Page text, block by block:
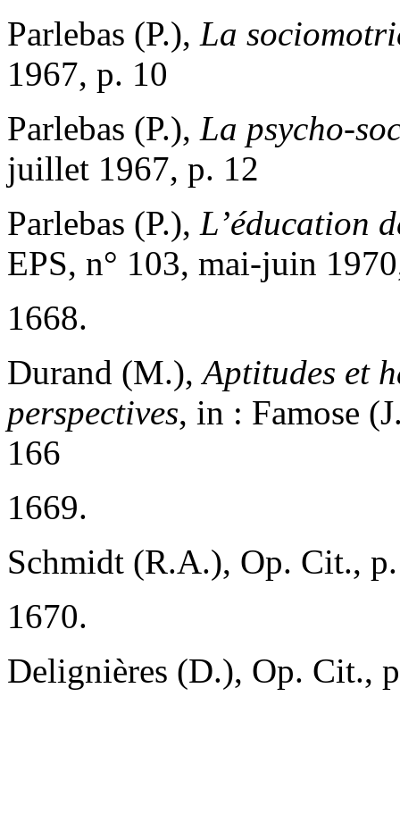
Parlebas (P.), La
1967, p. 10
Parlebas (P.), La psycho-
juillet 1967, p. 12
Parlebas (P.), L’éducation
EPS, n° 103, mai-juin
1668.
Durand (M.),Aptitudes et
perspectives, in : Famose
166
1669.
Schmidt (R.A.), Op. Cit.,
1670.
Delignières (D.), Op. Cit.,